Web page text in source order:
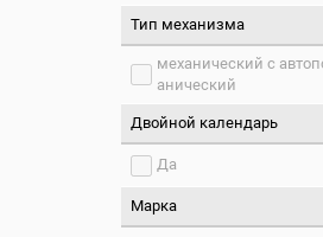
Тип механизма
механический с
анический
Двойной календарь
Да
Марка